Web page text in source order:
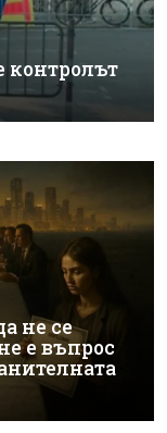
контролът
не се
е въпрос